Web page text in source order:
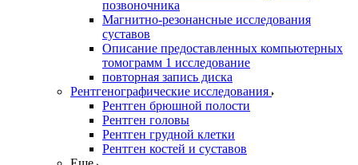
позвоночника
Магнитно-резонансные исследования
суставов
Описание предоставленных компьютерных
томограмм 1 исследование
повторная запись диска
Рентгенографические исследования
Рентген брюшной полости
Рентген головы
Рентген грудной клетки
Рентген костей и суставов